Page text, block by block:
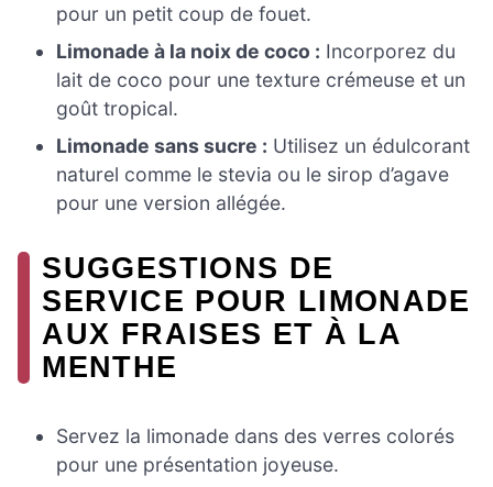
pour un petit coup de fouet.
Limonade à la noix de coco : Incorporez du
lait de coco pour une texture crémeuse et un
goût tropical.
Limonade sans sucre : Utilisez un édulcorant
naturel comme le stevia ou le sirop d’agave
pour une version allégée.
SUGGESTIONS DE
SERVICE POUR LIMONADE
AUX FRAISES ET À LA
MENTHE
Servez la limonade dans des verres colorés
pour une présentation joyeuse.